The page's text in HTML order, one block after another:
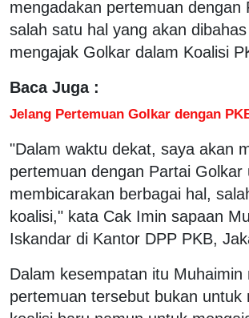
mengadakan pertemuan dengan
salah satu hal yang akan
mengajak Golkar dalam Koalisi
Baca Juga :
Jelang Pertemuan Golkar dengan
"Dalam waktu dekat, saya akan
pertemuan dengan Partai Golkar
membicarakan berbagai hal,
koalisi," kata Cak Imin sapaan
Iskandar di Kantor DPP PKB,
Dalam kesempatan itu Muhaimin
pertemuan tersebut bukan untuk